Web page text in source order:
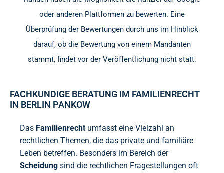
oder anderen Plattformen zu bewerten. Eine
Überprüfung der Bewertungen durch uns im Hinblick
darauf, ob die Bewertung von einem Mandanten
stammt, findet vor der Veröffentlichung nicht statt.
FACHKUNDIGE BERATUNG IM FAMILIENRECHT
IN BERLIN PANKOW
Das Familienrecht umfasst eine Vielzahl an
rechtlichen Themen, die das private und familiäre
Leben betreffen. Besonders im Bereich der
Scheidung sind die rechtlichen Fragestellungen oft